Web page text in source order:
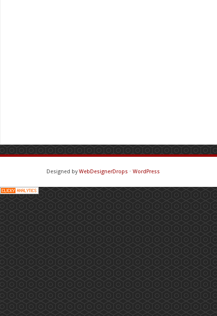
Designed byWebDesignerDrops ⋅ WordPress